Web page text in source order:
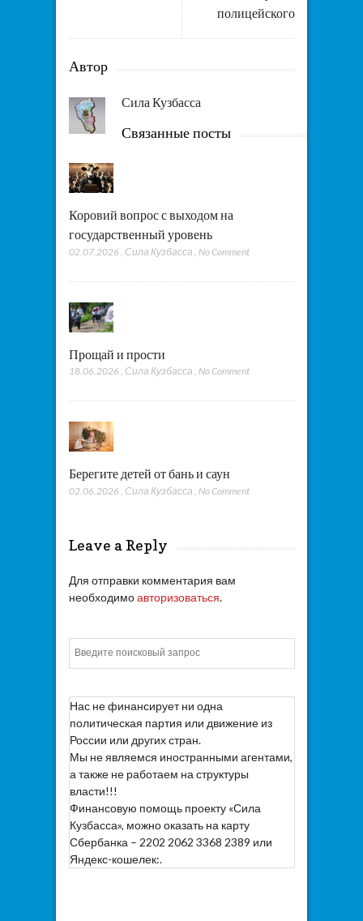
полицейского
Автор
Сила Кузбасса
Связанные посты
Коровий вопрос с выходом на
государственный уровень
02.07.2026 Сила Кузбасса No Comment
Прощай и прости
18.06.2026 , Сила Кузбасса , No Comment
Берегите детей от бань и саун
02.06.2026 Сила Кузбасса No Comment
Leave a Reply
Для отправки комментария вам
необходимоавторизоваться.
Нас не финансирует ни одна
политическая партия или движение из
России или других стран.
Мы не являемся иностранными агентами,
а также не работаем на структуры
власти!!!
Финансовую помощь проекту «Сила
Кузбасса», можно оказать на карту
Сбербанка – 2202 2062 3368 2389 или
Яндекс-кошелек:.